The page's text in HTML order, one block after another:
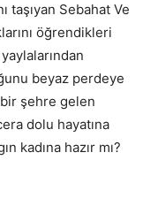
taşıyan Sebahat Ve
öğrendikleri
beyaz perdeye
şehre gelen
dolu hayatına
kadına hazır mı?